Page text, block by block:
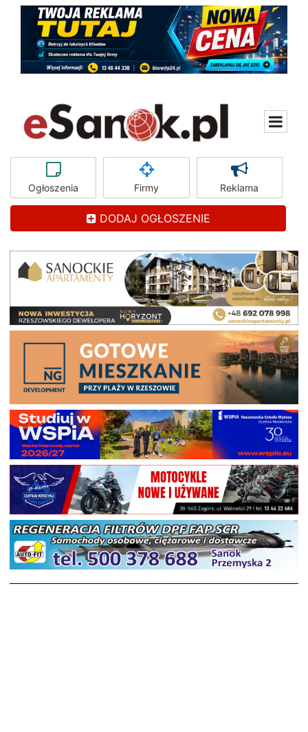
Ogłoszenia Firmy Reklama
DODAJ OGŁOSZENIE